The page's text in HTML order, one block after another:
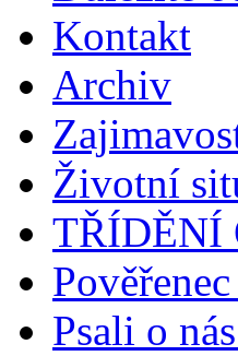
Kontakt
Archiv
Životní
TŘÍDĚNÍ
Psali o